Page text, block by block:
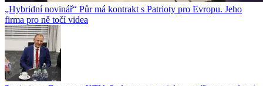
„Hybridní novinář“ Půr má kontrakt s Patrioty pro Evropu. Jeho
firma pro ně točí videa